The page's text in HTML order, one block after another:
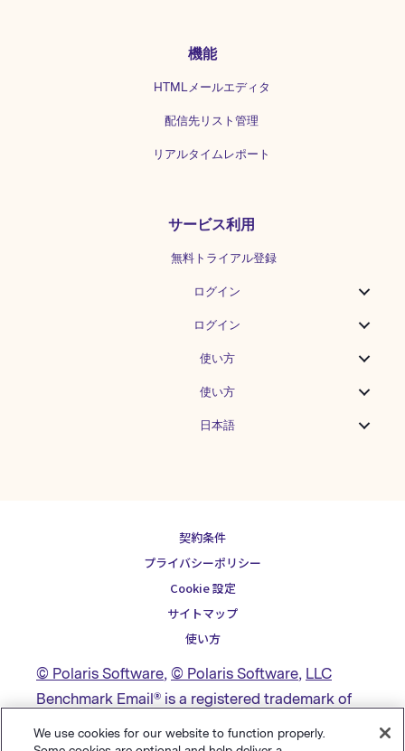
機能
HTMLメールエディタ
配信先リスト管理
リアルタイムレポート
サービス利用
無料トライアル登録
ログイン
ログイン
使い方
使い方
日本語
契約条件
プライバシーポリシー
Cookie 設定
サイトマップ
使い方
© Polaris Software, © Polaris Software, LLC
Benchmark Email® is a registered trademark of
Polaris Software, LLC
We use cookies for our website to function properly.